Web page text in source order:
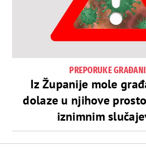
PREPORUKE
Iz Županije mole
dolaze u njihove
iznimnim